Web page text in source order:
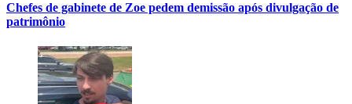
Chefes de gabinete de Zoe pedem demissão após divulgação de
patrimônio